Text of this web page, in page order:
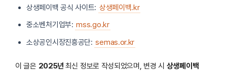
상생페이백 공식 사이트: 상생페이백.kr
중소벤처기업부: mss.go.kr
소상공인시장진흥공단: semas.or.kr
이 글은 2025년 최신 정보로 작성되었으며, 변경 시 상생페이백